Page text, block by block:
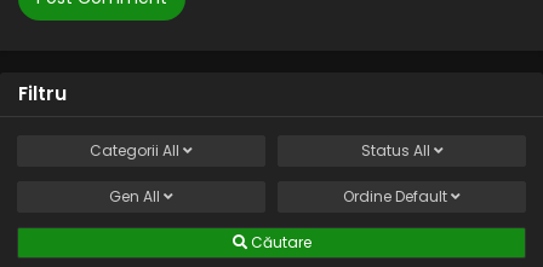
Filtru
Categorii All Status All
Gen All Ordine Default
Căutare